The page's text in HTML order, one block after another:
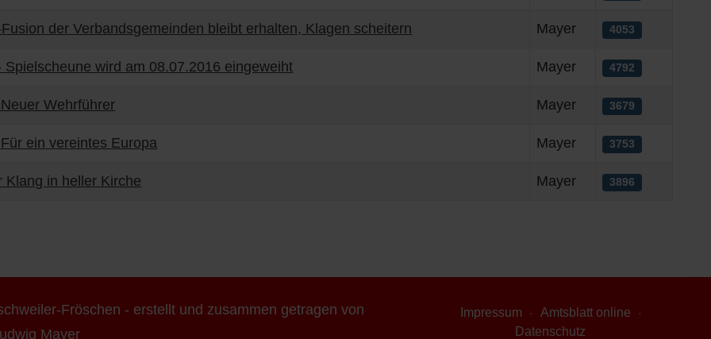
der Verbandsgemeinden bleibt erhalten, Klagen scheitern Mayer 4053
Spielscheune wird am 08.07.2016 eingeweiht Mayer 4792
Wehrführer Mayer 3679
ein vereintes Europa Mayer 3753
Klang in heller Kirche Mayer 3896
Fröschen - erstellt und zusammen getragen von
Mayer
Impressum
Amtsblatt online
Datenschutz